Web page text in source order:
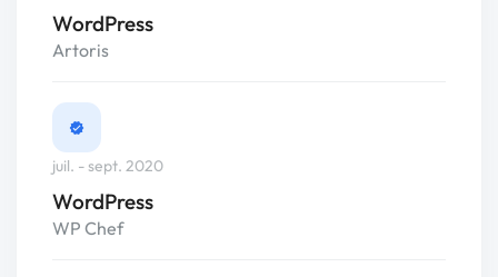
WordPress
Artoris
juil. - sept. 2020
WordPress
WP Chef